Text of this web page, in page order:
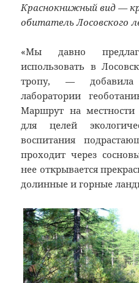
Краснокнижный вид —
обитатель Лосовского
«Мы давно
использовать в
тропу, — добавила
лаборатории
Маршрут на местности
для целей
воспитания
проходит через
нее открывается
долинные и горные